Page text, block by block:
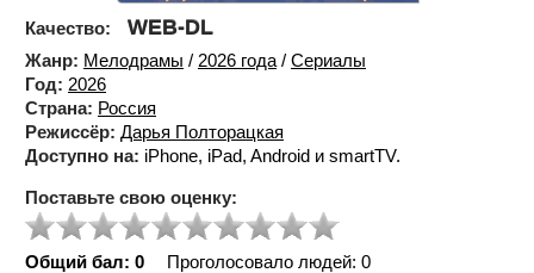
Качество: WEB-DL
Жанр: Мелодрамы / 2026 года / Сериалы
Год: 2026
Страна: Россия
Режиссёр: Дарья Полторацкая
Доступно на: iPhone, iPad, Android и smartTV.
Поставьте свою оценку:
Общий бал: 0 Проголосовало людей: 0